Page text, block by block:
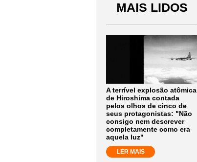
MAIS LIDOS
A terrível explosão atômica
de Hiroshima contada
pelos olhos de cinco de
seus protagonistas: "Não
consigo nem descrever
completamente como era
aquela luz"
LER MAIS